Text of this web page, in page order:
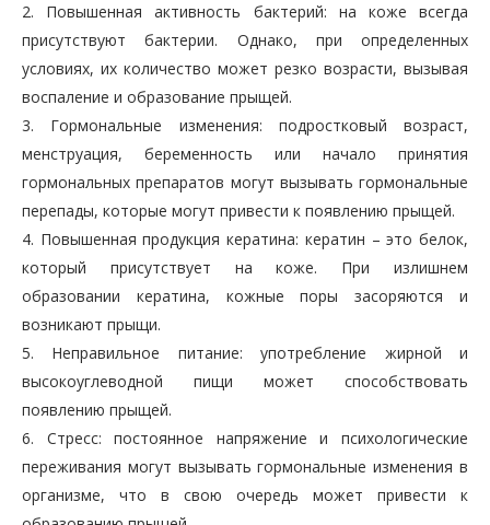
2. Повышенная активность бактерий: на коже всегда
присутствуют бактерии. Однако, при определенных
условиях, их количество может резко возрасти, вызывая
воспаление и образование прыщей.
3. Гормональные изменения: подростковый возраст,
менструация, беременность или начало принятия
гормональных препаратов могут вызывать гормональные
перепады, которые могут привести к появлению прыщей.
4. Повышенная продукция кератина: кератин – это белок,
который присутствует на коже. При излишнем
образовании кератина, кожные поры засоряются и
возникают прыщи.
5. Неправильное питание: употребление жирной и
высокоуглеводной пищи может способствовать
появлению прыщей.
6. Стресс: постоянное напряжение и психологические
переживания могут вызывать гормональные изменения в
организме, что в свою очередь может привести к